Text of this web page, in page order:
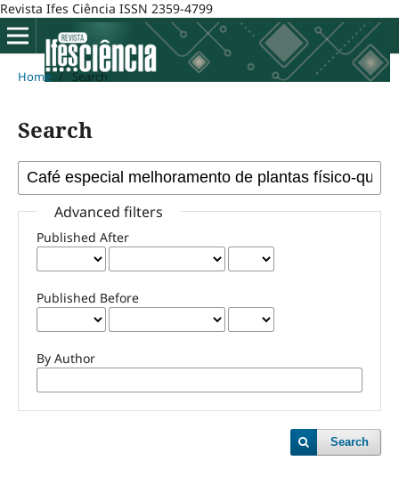
Revista Ifes Ciência ISSN 2359-4799
Home / Search
Search
Advanced filters
Published After
Published Before
By Author
Search